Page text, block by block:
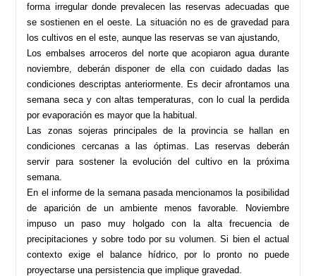
forma irregular donde prevalecen las reservas adecuadas que
se sostienen en el oeste. La situación no es de gravedad para
los cultivos en el este, aunque las reservas se van ajustando,
Los embalses arroceros del norte que acopiaron agua durante
noviembre, deberán disponer de ella con cuidado dadas las
condiciones descriptas anteriormente. Es decir afrontamos una
semana seca y con altas temperaturas, con lo cual la perdida
por evaporación es mayor que la habitual.
Las zonas sojeras principales de la provincia se hallan en
condiciones cercanas a las óptimas. Las reservas deberán
servir para sostener la evolución del cultivo en la próxima
semana.
En el informe de la semana pasada mencionamos la posibilidad
de aparición de un ambiente menos favorable. Noviembre
impuso un paso muy holgado con la alta frecuencia de
precipitaciones y sobre todo por su volumen. Si bien el actual
contexto exige el balance hídrico, por lo pronto no puede
proyectarse una persistencia que implique gravedad.